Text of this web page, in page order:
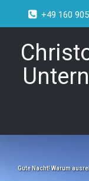
+49 160
Gute Nacht! Warum